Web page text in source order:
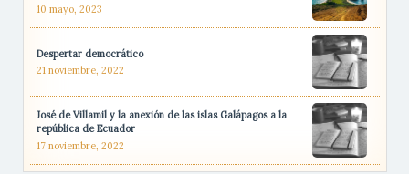
10 mayo, 2023
Despertar democrático
21 noviembre, 2022
José de Villamil y la anexión de las islas Galápagos a la
república de Ecuador
17 noviembre, 2022